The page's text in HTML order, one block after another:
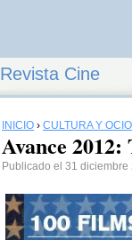
Revista Cine
INICIO › CULTURA Y OCIO
Avance 2012:
Publicado el 31 diciembre